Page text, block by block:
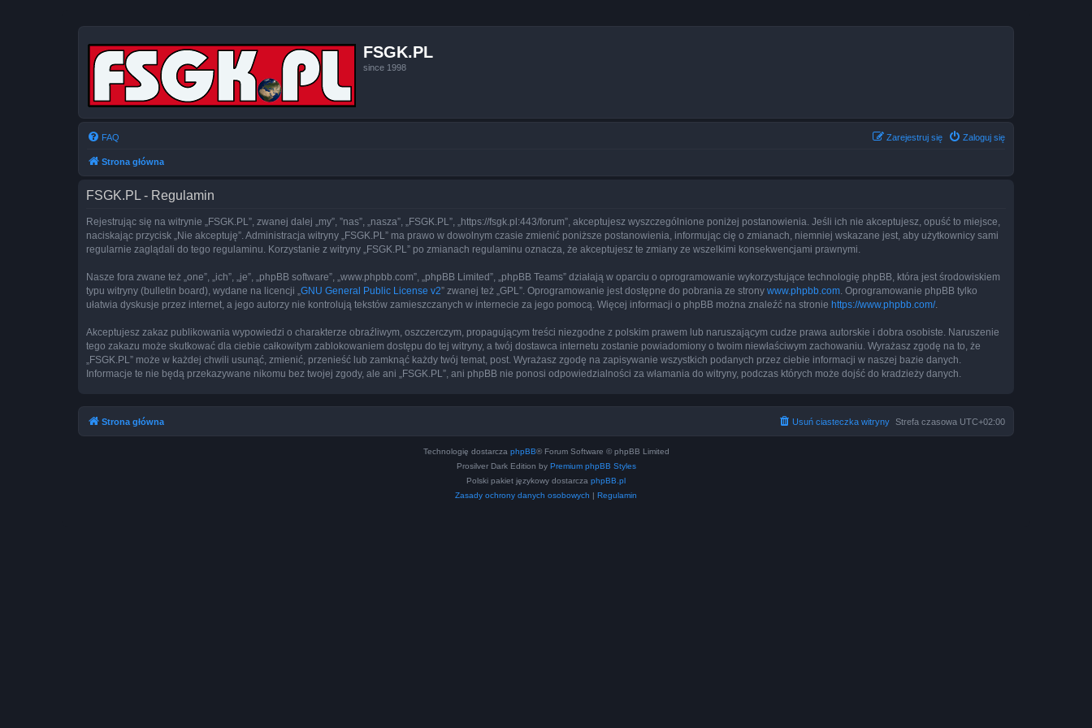
FSGK.PL
since 1998
FAQ Zaloguj się
Zarejestruj się
Strona główna
FSGK.PL - Regulamin
Rejestrując się na witrynie „FSGK.PL”, zwanej dalej „my”, ”nas”, „nasza”, „FSGK.PL”, „https://fsgk.pl:443/forum”, akceptujesz wyszczególnione poniżej postanowienia. Jeśli ich nie akceptujesz, opuść to miejsce,
naciskając przycisk „Nie akceptuję”. Administracja witryny „FSGK.PL” ma prawo w dowolnym czasie zmienić poniższe postanowienia, informując cię o zmianach, niemniej wskazane jest, aby użytkownicy sami
regularnie zaglądali do tego regulaminu. Korzystanie z witryny „FSGK.PL” po zmianach regulaminu oznacza, że akceptujesz te zmiany ze wszelkimi konsekwencjami prawnymi.
Nasze fora zwane też „one”, „ich”, „je”, „phpBB software”, „www.phpbb.com”, „phpBB Limited”, „phpBB Teams” działają w oparciu o oprogramowanie wykorzystujące technologię phpBB, która jest środowiskiem
typu witryny (bulletin board), wydane na licencji „GNU General Public License v2” zwanej też „GPL”. Oprogramowanie jest dostępne do pobrania ze strony www.phpbb.com. Oprogramowanie phpBB tylko
ułatwia dyskusje przez internet, a jego autorzy nie kontrolują tekstów zamieszczanych w internecie za jego pomocą. Więcej informacji o phpBB można znaleźć na stronie https://www.phpbb.com/.
Akceptujesz zakaz publikowania wypowiedzi o charakterze obraźliwym, oszczerczym, propagującym treści niezgodne z polskim prawem lub naruszającym cudze prawa autorskie i dobra osobiste. Naruszenie
tego zakazu może skutkować dla ciebie całkowitym zablokowaniem dostępu do tej witryny, a twój dostawca internetu zostanie powiadomiony o twoim niewłaściwym zachowaniu. Wyrażasz zgodę na to, że
„FSGK.PL” może w każdej chwili usunąć, zmienić, przenieść lub zamknąć każdy twój temat, post. Wyrażasz zgodę na zapisywanie wszystkich podanych przez ciebie informacji w naszej bazie danych.
Informacje te nie będą przekazywane nikomu bez twojej zgody, ale ani „FSGK.PL”, ani phpBB nie ponosi odpowiedzialności za włamania do witryny, podczas których może dojść do kradzieży danych.
Strona główna Strefa czasowa UTC+02:00
Usuń ciasteczka witryny
Technologię dostarcza phpBB® Forum Software © phpBB Limited
Prosilver Dark Edition by Premium phpBB Styles
Polski pakiet językowy dostarcza phpBB.pl
Zasady ochrony danych osobowych | Regulamin